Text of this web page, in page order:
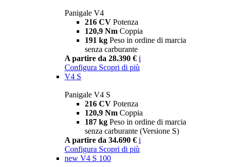
Panigale V4
216 CV Potenza
120,9 Nm Coppia
191 kg Peso in ordine di marcia
senza carburante
A partire da 28.390 € i
Configura Scopri di più
V4 S
Panigale V4 S
216 CV Potenza
120,9 Nm Coppia
187 kg Peso in ordine di marcia
senza carburante (Versione S)
A partire da 34.690 € i
Configura Scopri di più
new V4 S 100